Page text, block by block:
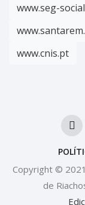
www.seg-
www.cnis.pt
Copyright ©
de